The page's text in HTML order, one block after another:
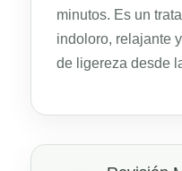
minutos. Es un
indoloro, relajante
de ligereza desde